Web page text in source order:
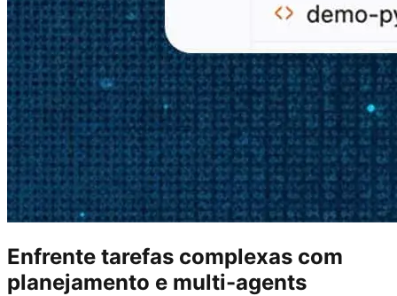
Enfrente tarefas complexas com
planejamento e multi-agents